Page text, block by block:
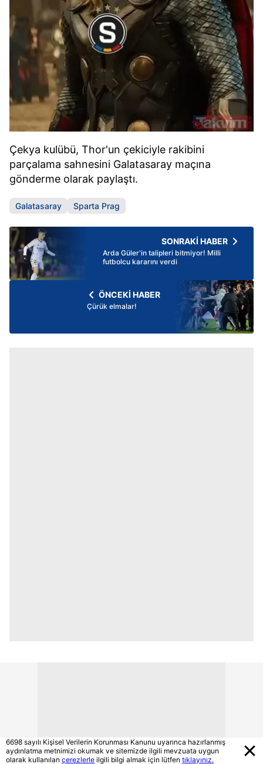
Çekya kulübü, Thor'un çekiciyle rakibini
parçalama sahnesini Galatasaray maçına
gönderme olarak paylaştı.
Galatasaray Sparta Prag
SONRAKİ HABER
Arda Güler'in talipleri bitmiyor! Milli
futbolcu kararını verdi
ÖNCEKİ HABER
Çürük elmalar!
6698 sayılı Kişisel Verilerin Korunması Kanunu uyarınca hazırlanmış
aydınlatma metnimizi okumak ve sitemizde ilgili mevzuata uygun
olarak kullanılan çerezlerle ilgili bilgi almak için lütfen tıklayınız.